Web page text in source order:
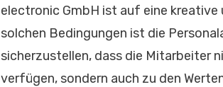
electronic GmbH ist auf eine
solchen Bedingungen ist die
sicherzustellen, dass die Mitarbeiter
verfügen, sondern auch zu den